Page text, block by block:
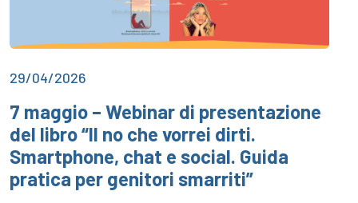
29/04/2026
7 maggio – Webinar di presentazione
del libro “Il no che vorrei dirti.
Smartphone, chat e social. Guida
pratica per genitori smarriti”